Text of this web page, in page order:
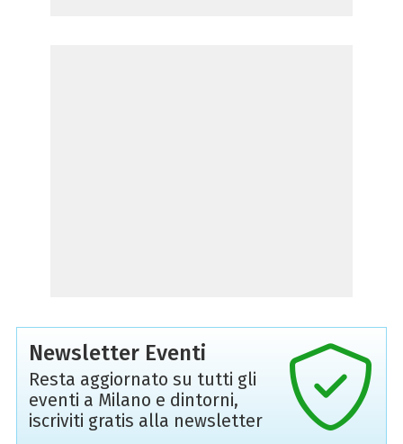
Newsletter Eventi
Resta aggiornato su tutti gli
eventi a Milano e dintorni,
iscriviti gratis alla newsletter